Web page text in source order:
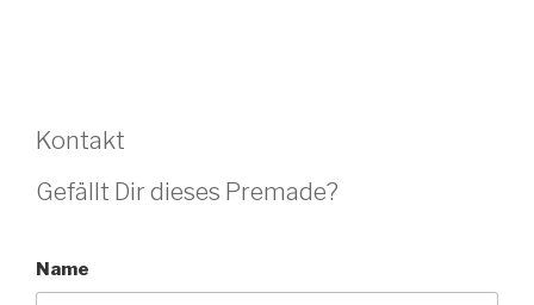
Kontakt
Gefällt Dir dieses Premade?
Name